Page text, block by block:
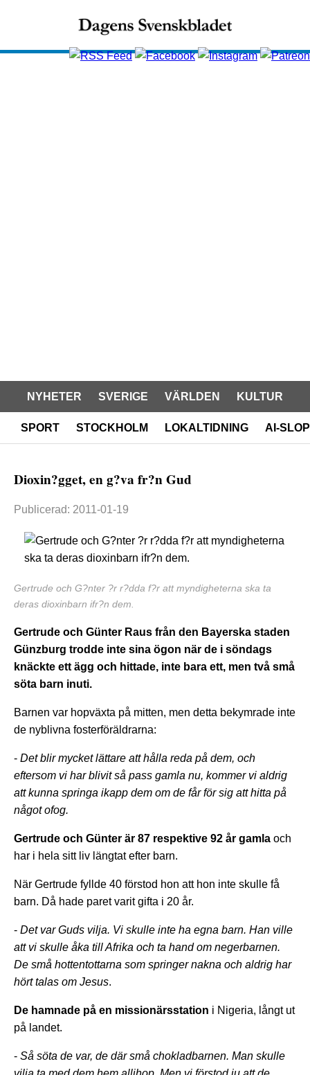
NYHETER SVERIGE VÄRLDEN KULTUR
SPORT STOCKHOLM LOKALTIDNING AI-SLOP
Dioxin?gget, en g?va fr?n Gud
Publicerad: 2011-01-19
Gertrude och G?nter ?r r?dda f?r att myndigheterna ska ta
deras dioxinbarn ifr?n dem.
Gertrude och Günter Raus från den Bayerska staden
Günzburg trodde inte sina ögon när de i söndags
knäckte ett ägg och hittade, inte bara ett, men två små
söta barn inuti.
Barnen var hopväxta på mitten, men detta bekymrade inte
de nyblivna fosterföräldrarna:
- Det blir mycket lättare att hålla reda på dem, och
eftersom vi har blivit så pass gamla nu, kommer vi aldrig
att kunna springa ikapp dem om de får för sig att hitta på
något ofog.
Gertrude och Günter är 87 respektive 92 år gamla och
har i hela sitt liv längtat efter barn.
När Gertrude fyllde 40 förstod hon att hon inte skulle få
barn. Då hade paret varit gifta i 20 år.
- Det var Guds vilja. Vi skulle inte ha egna barn. Han ville
att vi skulle åka till Afrika och ta hand om negerbarnen.
De små hottentottarna som springer nakna och aldrig har
hört talas om Jesus.
De hamnade på en missionärsstation i Nigeria, långt ut
på landet.
- Så söta de var, de där små chokladbarnen. Man skulle